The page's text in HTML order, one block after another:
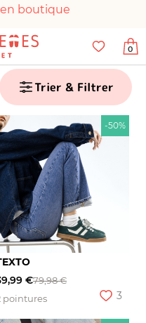
boutique
sécurisé
en parfait état
0
Trier & Filtrer
-50%
€79,98 €
pointures
3